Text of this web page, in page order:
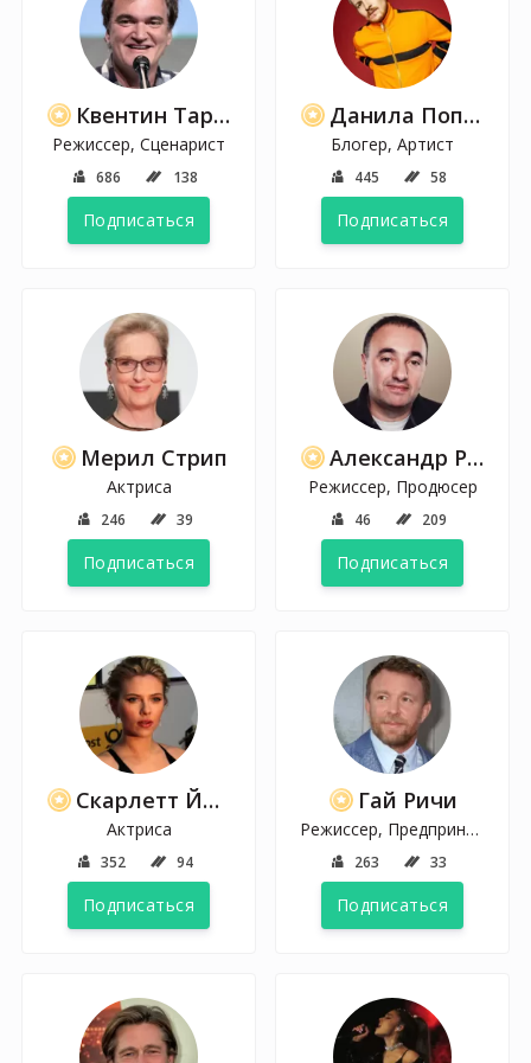
Квентин Тарантино
Режиссер, Сценарист
686 138
Подписаться
Данила Поперечный
Блогер, Артист
445 58
Подписаться
Мерил Стрип
Актриса
246 39
Подписаться
Александр Роднянский
Режиссер, Продюсер
46 209
Подписаться
Скарлетт Йоханссон
Актриса
352 94
Подписаться
Гай Ричи
Режиссер, Предприниматель, Продюсер
263 33
Подписаться